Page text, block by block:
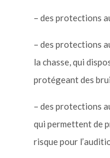
– des protections
– des protections
la chasse, qui
protégeant des
– des protections
qui permettent de
risque pour